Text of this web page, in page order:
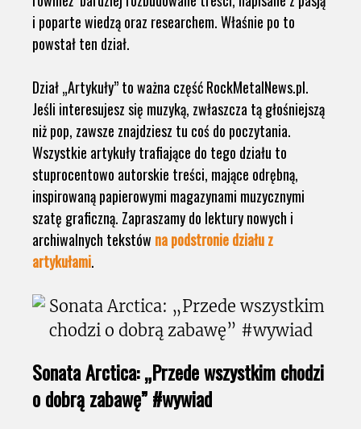
i poparte wiedzą oraz researchem. Właśnie po to
powstał ten dział.
Dział „Artykuły” to ważna część RockMetalNews.pl.
Jeśli interesujesz się muzyką, zwłaszcza tą głośniejszą
niż pop, zawsze znajdziesz tu coś do poczytania.
Wszystkie artykuły trafiające do tego działu to
stuprocentowo autorskie treści, mające odrębną,
inspirowaną papierowymi magazynami muzycznymi
szatę graficzną. Zapraszamy do lektury nowych i
archiwalnych tekstów na podstronie działu z
artykułami.
Sonata Arctica: „Przede wszystkim chodzi
o dobrą zabawę” #wywiad